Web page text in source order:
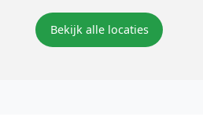
Bekijk alle locaties